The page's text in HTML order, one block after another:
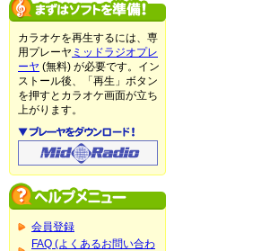
カラオケを再生するには、専
用プレーヤ ミッドラジオプレ
ーヤ (無料) が必要です。イン
ストール後、「再生」ボタン
を押すとカラオケ画面が立ち
上がります。
会員登録
FAQ (よくあるお問い合わ